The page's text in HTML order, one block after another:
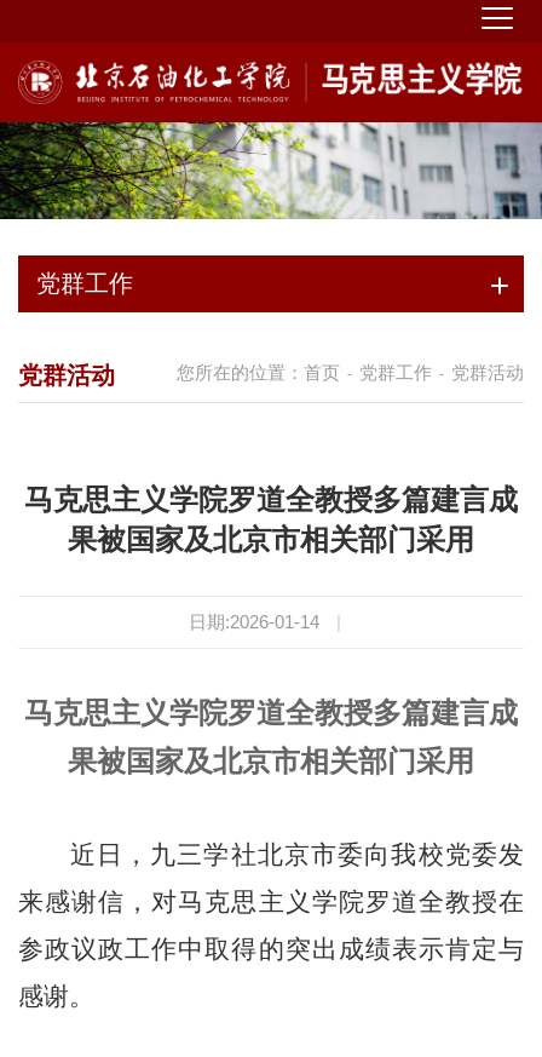
党群工作
您所在的位置： 首页 - 党群工作 - 党群活动
党群活动
马克思主义学院罗道全教授多篇建言成
果被国家及北京市相关部门采用
日期:2026-01-14 |
马克思主义学院罗道全教授多篇建言成
果被国家及北京市相关部门采用
近日，九三学社北京市委向我校党委发
来感谢信，对马克思主义学院罗道全教授在
参政议政工作中取得的突出成绩表示肯定与
感谢。